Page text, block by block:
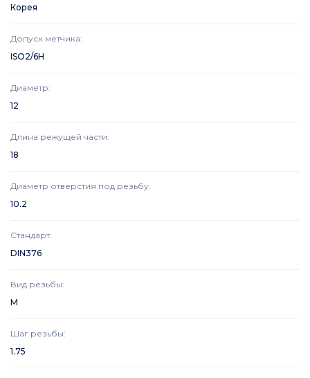
Корея
Допуск метчика:
ISO2/6H
Диаметр:
12
Длина режущей части:
18
Диаметр отверстия под резьбу:
10.2
Стандарт:
DIN376
Вид резьбы:
M
Шаг резьбы:
1.75